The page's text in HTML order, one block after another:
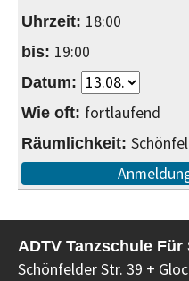
18:00
19:00
fortlaufend
ADTV Tanzschule Für
Schönfelder Str. 39 +